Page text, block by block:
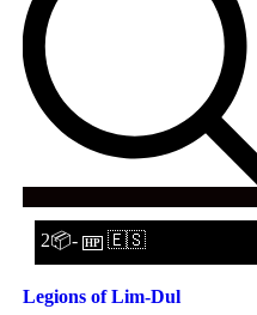
2📦- HP 🇪🇸
Legions of Lim-Dul